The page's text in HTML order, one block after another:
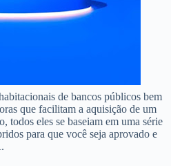
de bancos públicos bem
que facilitam a aquisição de um
todos eles se baseiam em uma série
para que você seja aprovado e